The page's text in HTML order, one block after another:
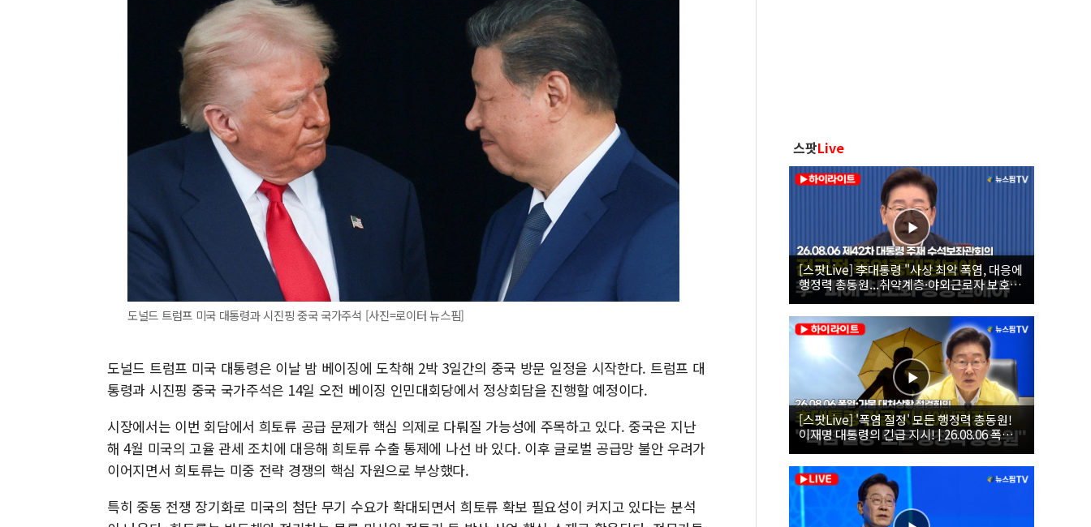
도널드 트럼프 미국 대통령과 시진핑 중국 국가주석 [사진=로이터 뉴스핌]
도널드 트럼프 미국 대통령은 이날 밤 베이징에 도착해 2박 3일간의 중국 방문 일정을 시작한다. 트럼프 대
통령과 시진핑 중국 국가주석은 14일 오전 베이징 인민대회당에서 정상회담을 진행할 예정이다.
시장에서는 이번 회담에서 희토류 공급 문제가 핵심 의제로 다뤄질 가능성에 주목하고 있다. 중국은 지난
해 4월 미국의 고율 관세 조치에 대응해 희토류 수출 통제에 나선 바 있다. 이후 글로벌 공급망 불안 우려가
이어지면서 희토류는 미중 전략 경쟁의 핵심 자원으로 부상했다.
특히 중동 전쟁 장기화로 미국의 첨단 무기 수요가 확대되면서 희토류 확보 필요성이 커지고 있다는 분석
스팟Live
[스팟Live] 李대통령 "사상 최악 폭염, 대응에
행정력 총동원...취약계층·야외근로자 보호에
힘써야"｜26.08.06 제42차 대통령 주재 수석
보좌관회의
[스팟Live] '폭염 절정' 모든 행정력 총동원!
이재명 대통령의 긴급 지시! | 26.08.06 폭염•
가뭄 대처상황 점검회의